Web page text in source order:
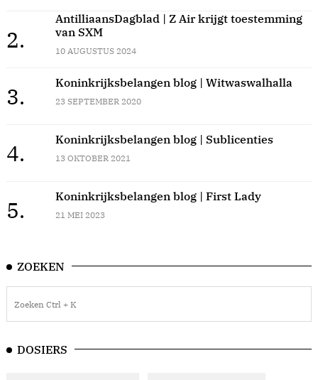
2.
AntilliaansDagblad | Z Air krijgt toestemming
van SXM
10 AUGUSTUS 2024
3.
Koninkrijksbelangen blog | Witwaswalhalla
23 SEPTEMBER 2020
4.
Koninkrijksbelangen blog | Sublicenties
13 OKTOBER 2021
5.
Koninkrijksbelangen blog | First Lady
21 MEI 2023
ZOEKEN
DOSIERS